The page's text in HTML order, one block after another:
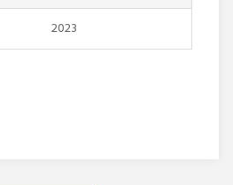
2023